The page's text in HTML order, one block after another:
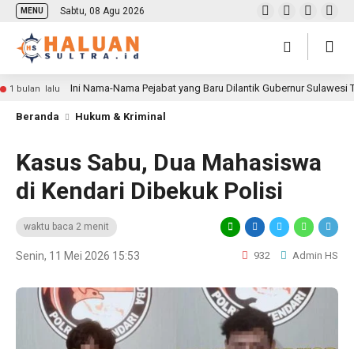
MENU Sabtu, 08 Agu 2026
1 bulan lalu Ini Nama-Nama Pejabat yang Baru Dilantik Gubernur Sulawesi
Beranda Hukum & Kriminal
Kasus Sabu, Dua Mahasiswa
di Kendari Dibekuk Polisi
waktu baca 2 menit
Senin, 11 Mei 2026 15:53 932 Admin HS